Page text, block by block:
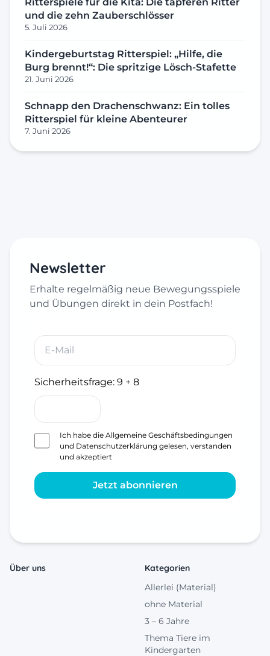
und die zehn Zauberschlösser
5. Juli 2026
Kindergeburtstag Ritterspiel: „Hilfe, die
Burg brennt!“: Die spritzige Lösch-Stafette
21. Juni 2026
Schnapp den Drachenschwanz: Ein tolles
Ritterspiel für kleine Abenteurer
7. Juni 2026
Newsletter
Erhalte regelmäßig neue Bewegungsspiele
und Übungen direkt in dein Postfach!
Sicherheitsfrage: 9 + 8
Ich habe die Allgemeine Geschäftsbedingungen
und Datenschutzerklärung gelesen, verstanden
und akzeptiert
Jetzt abonnieren
Über uns
Kategorien
Allerlei (Material)
ohne Material
3 – 6 Jahre
Thema Tiere im
Kindergarten